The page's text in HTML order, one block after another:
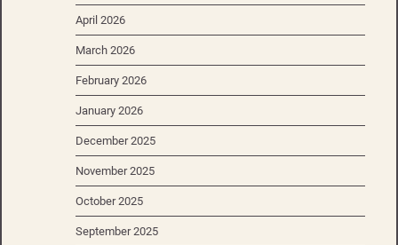
April 2026
March 2026
February 2026
January 2026
December 2025
November 2025
October 2025
September 2025